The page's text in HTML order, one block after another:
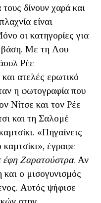
δίνουν χαρά και
είναι
οι κατηγορίες για
βάση. Με τη Λου
Ρέε
ατελές ερωτικό
η φωτογραφία που
Νίτσε και τον Ρέε
και τη Σαλομέ
«Πηγαίνεις
έγραφε
έφη Ζαρατούστρα. Αν
ο μισογυνισμός
Αυτός ψήφισε